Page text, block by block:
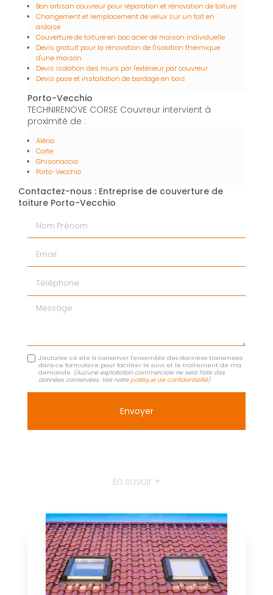
Bon artisan couvreur pour réparation et rénovation de toiture
Changement et remplacement de velux sur un toit en
ardoise
Couverture de toiture en bac acier de maison individuelle
Devis gratuit pour la rénovation de l'isolation thermique
d'une maison
Devis isolation des murs par l'extérieur par couvreur
Devis pose et installation de bardage en bois
Porto-Vecchio
TECHNIRENOVE CORSE Couvreur intervient à
proximité de :
Aléria
Corte
Ghisonaccia
Porto-Vecchio
Contactez-nous : Entreprise de couverture de
toiture Porto-Vecchio
Message
J'autorise ce site à conserver l'ensemble des données transmises
dans ce formulaire pour faciliter le suivi et le traitement de ma
demande. (Aucune exploitation commerciale ne sera faite des
données conservées. Voir notrepolitique de confidentialité)
En savoir +